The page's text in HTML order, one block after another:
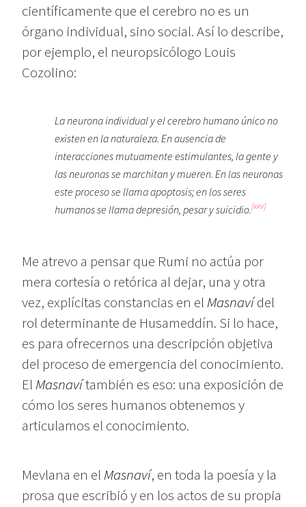
científicamente que el cerebro no es un
órgano individual, sino social. Así lo describe,
por ejemplo, el neuropsicólogo Louis
Cozolino:
La neurona individual y el cerebro humano único no
existen en la naturaleza. En ausencia de
interacciones mutuamente estimulantes, la gente y
las neuronas se marchitan y mueren. En las neuronas
este proceso se llama apoptosis; en los seres
humanos se llama depresión, pesar y suicidio.[xxv]
Me atrevo a pensar que Rumi no actúa por
mera cortesía o retórica al dejar, una y otra
vez, explícitas constancias en el Masnavídel
rol determinante de Husameddín. Si lo hace,
es para ofrecernos una descripción objetiva
del proceso de emergencia del conocimiento.
El Masnavítambién es eso: una exposición de
cómo los seres humanos obtenemos y
articulamos el conocimiento.
Mevlana en el Masnaví, en toda la poesía y la
prosa que escribió y en los actos de su propia